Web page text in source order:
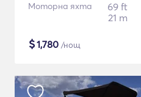
Моторна яхта
69 ft
21 m
$1,780 /нощ